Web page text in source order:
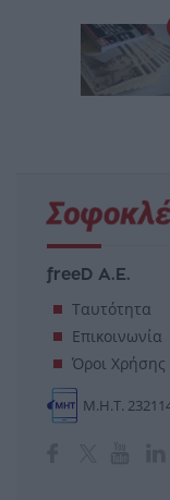
freeD Α.Ε.
Ταυτότητα
Επικοινωνία
Όροι Χρήσης
Μ.Η.Τ.